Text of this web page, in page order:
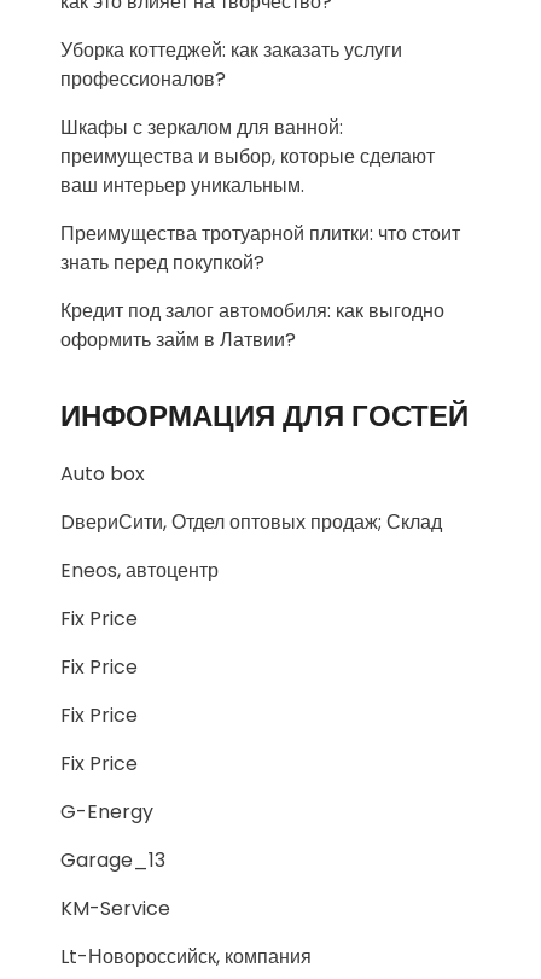
Уборка коттеджей: как заказать услуги
профессионалов?
Шкафы с зеркалом для ванной:
преимущества и выбор, которые сделают
ваш интерьер уникальным.
Преимущества тротуарной плитки: что стоит
знать перед покупкой?
Кредит под залог автомобиля: как выгодно
оформить займ в Латвии?
ИНФОРМАЦИЯ ДЛЯ ГОСТЕЙ
Auto box
DвериСити, Отдел оптовых продаж; Склад
Eneos, автоцентр
Fix Price
Fix Price
Fix Price
Fix Price
G-Energy
Garage_13
KM-Service
Lt-Новороссийск, компания